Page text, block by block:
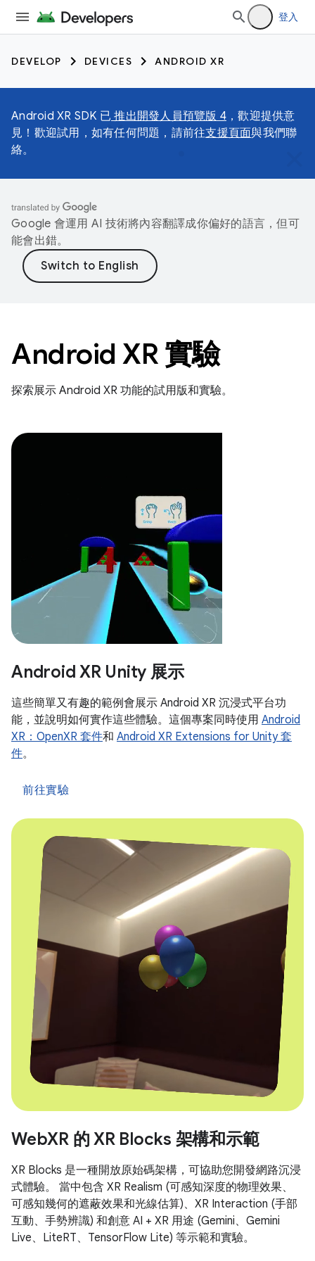
登入
DEVELOP DEVICES ANDROID XR
Android XR SDK 已 推出開發人員預覽版 4 ，歡迎提供意
見！歡迎試用，如有任何問題，請前往支援頁面與我們聯
絡。
Google 會運用 AI 技術將內容翻譯成你偏好的語言，但可
能會出錯。
Android XR 實驗
探索展示 Android XR 功能的試用版和實驗。
Android XR Unity 展示
這些簡單又有趣的範例會展示 Android XR 沉浸式平台功
能，並說明如何實作這些體驗。這個專案同時使用 Android
XR：OpenXR 套件和 Android XR Extensions for Unity 套
件。
前往實驗
WebXR 的 XR Blocks 架構和示範
XR Blocks 是一種開放原始碼架構，可協助您開發網路沉浸
式體驗。 當中包含 XR Realism (可感知深度的物理效果、
可感知幾何的遮蔽效果和光線估算)、XR Interaction (手部
互動、手勢辨識) 和創意 AI + XR 用途 (Gemini、Gemini
Live、LiteRT、TensorFlow Lite) 等示範和實驗。